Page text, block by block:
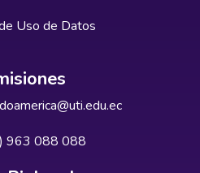
Uso de Datos
963 088 088